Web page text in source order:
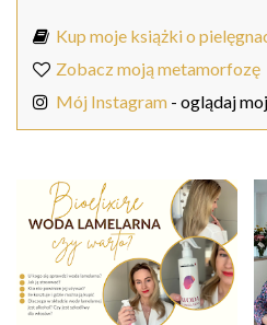
Kup moje książki o
Zobacz moją metamorfozę
Mój Instagram - oglądaj